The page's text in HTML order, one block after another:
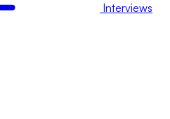
Interviews